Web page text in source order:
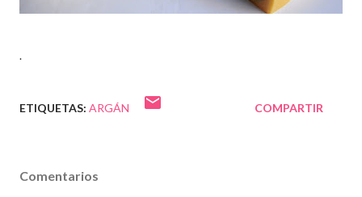
.
ETIQUETAS: ARGÁN COMPARTIR
Comentarios